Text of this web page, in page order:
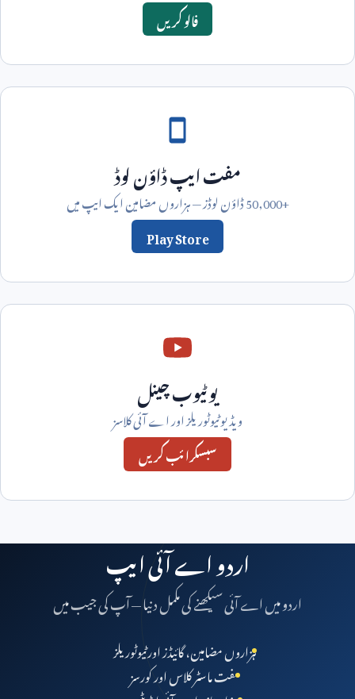
فالو کریں
مفت ایپ ڈاؤن لوڈ
50,000+ڈاؤن لوڈز — ہزاروں مضامین ایک ایپ میں
Play Store
یوٹیوب چینل
ویڈیو ٹیوٹوریلز اور اے آئی کلاسز
سبسکرائب کریں
اردو اے آئی ایپ
اردو میں اے آئی سیکھنے کی مکمل دنیا — آپ کی جیب میں
ہزاروں مضامین، گائیڈز اور ٹیوٹوریلز
مفت ماسٹر کلاس اور کورسز